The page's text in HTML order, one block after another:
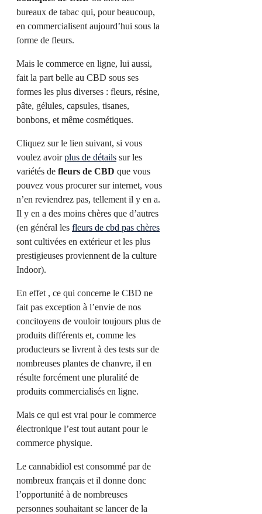
bureaux de tabac qui, pour beaucoup,
en commercialisent aujourd’hui sous la
forme de fleurs.
Mais le commerce en ligne, lui aussi,
fait la part belle au CBD sous ses
formes les plus diverses : fleurs, résine,
pâte, gélules, capsules, tisanes,
bonbons, et même cosmétiques.
Cliquez sur le lien suivant, si vous
voulez avoirplus de détails sur les
variétés de fleurs de CBD que vous
pouvez vous procurer sur internet, vous
n’en reviendrez pas, tellement il y en a.
Il y en a des moins chères que d’autres
(en général les fleurs de cbd pas chères
sont cultivées en extérieur et les plus
prestigieuses proviennent de la culture
Indoor).
En effet , ce qui concerne le CBD ne
fait pas exception à l’envie de nos
concitoyens de vouloir toujours plus de
produits différents et, comme les
producteurs se livrent à des tests sur de
nombreuses plantes de chanvre, il en
résulte forcément une pluralité de
produits commercialisés en ligne.
Mais ce qui est vrai pour le commerce
électronique l’est tout autant pour le
commerce physique.
Le cannabidiol est consommé par de
nombreux français et il donne donc
l’opportunité à de nombreuses
personnes souhaitant se lancer de la